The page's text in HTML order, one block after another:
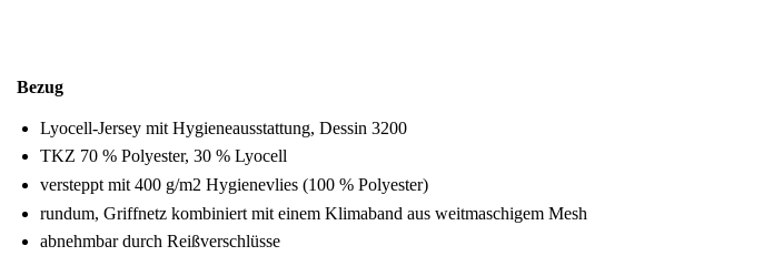
Bezug
Lyocell-Jersey mit Hygieneausstattung, Dessin 3200
TKZ 70 % Polyester, 30 % Lyocell
versteppt mit 400 g/m2 Hygienevlies (100 % Polyester)
rundum, Griffnetz kombiniert mit einem Klimaband aus weitmaschigem Mesh
abnehmbar durch Reißverschlüsse